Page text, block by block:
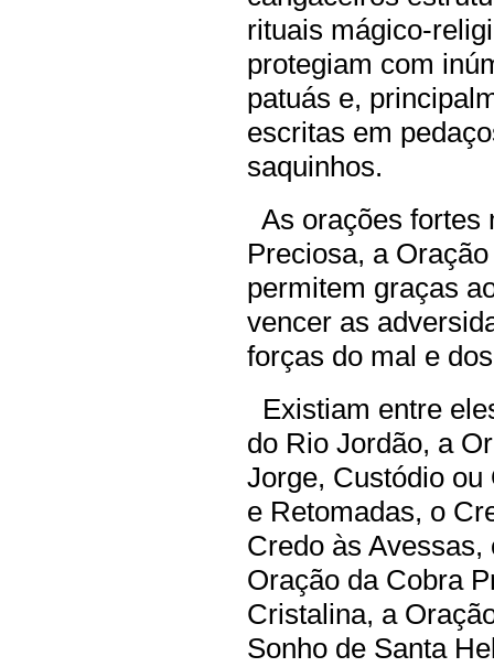
rituais mágico-
protegiam com
patuás e,
escritas em
saquinhos.
As orações fortes
Preciosa, a
permitem graças
vencer as
forças do mal e
Existiam entre
do Rio Jordão, a
Jorge, Custódio
e Retomadas, o
Credo às
Oração da Cobra
Cristalina, a
Sonho de Santa